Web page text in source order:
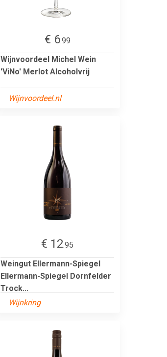
€ 6.99
Wijnvoordeel Michel Wein
'ViNo' Merlot Alcoholvrij
Wijnvoordeel.nl
€ 12.95
Weingut Ellermann-Spiegel
Ellermann-Spiegel Dornfelder
Trock...
Wijnkring